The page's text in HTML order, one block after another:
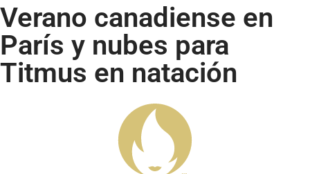
Verano canadiense en
París y nubes para
Titmus en natación